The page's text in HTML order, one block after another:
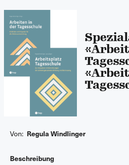
Von: Regula Windlinger
Beschreibung